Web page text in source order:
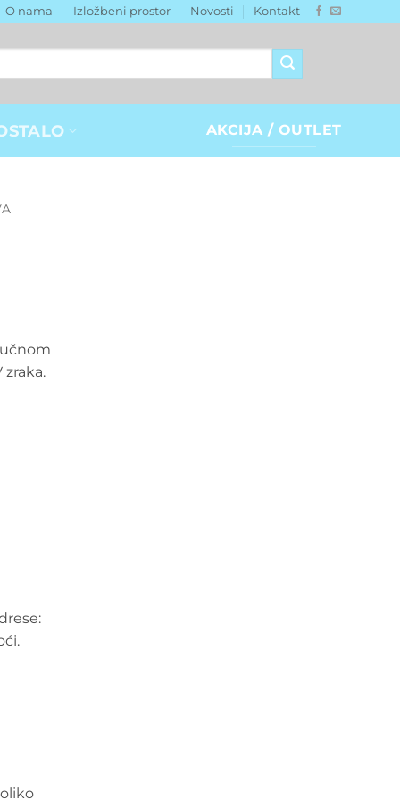
O nama Izložbeni prostor Novosti Kontakt
AKCIJA / OUTLET